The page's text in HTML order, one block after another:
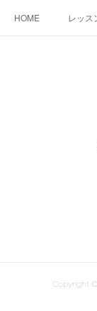
HOME レッス
Copyright